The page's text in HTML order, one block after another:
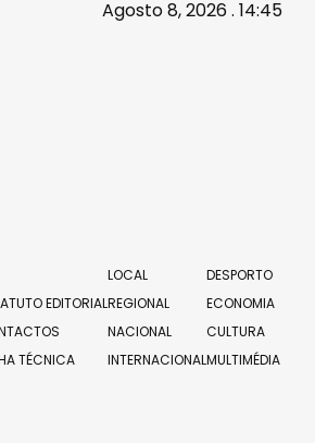
Agosto 8, 2026 . 14:45
EDITORIAL
TÉCNICA
LOCAL
REGIONAL
NACIONAL
INTERNACIONAL
DESPORTO
ECONOMIA
CULTURA
MULTIMÉDIA